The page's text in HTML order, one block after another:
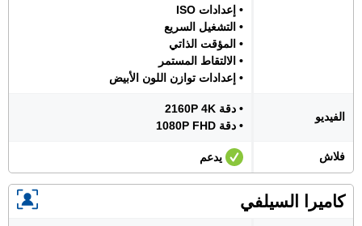
• إعدادات ISO
• التشغيل السريع
• المؤقت الذاتي
• الالتقاط المستمر
• إعدادات توازن اللون الأبيض
الفيديو
• دقة 2160P 4K
• دقة 1080P FHD
فلاش يدعم
كاميرا السيلفي